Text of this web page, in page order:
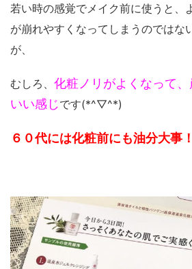
若い時の感覚でメイク前に使うと、
が崩れやすくなってしまうのではな
が、
むしろ、 化粧ノリがよくなって
いい感じです(*^▽^*)
６０代には化粧前にも油分大事